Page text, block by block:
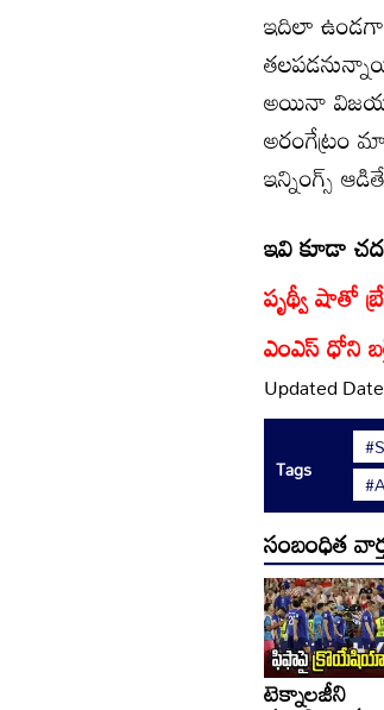
ఇదిలా
అయినా
అరంగేట్రం
ఇన్నింగ్స్
ఇవి కూడా
పృథ్వీ షాతో
ఎంఎస్ ధోని
Updated
Tags
సంబంధిత
టెక్నాలజీని